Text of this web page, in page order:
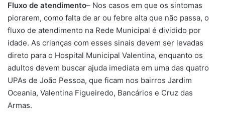
Fluxo de atendimento– Nos casos em que os sintomas
piorarem, como falta de ar ou febre alta que não passa, o
fluxo de atendimento na Rede Municipal é dividido por
idade. As crianças com esses sinais devem ser levadas
direto para o Hospital Municipal Valentina, enquanto os
adultos devem buscar ajuda imediata em uma das quatro
UPAs de João Pessoa, que ficam nos bairros Jardim
Oceania, Valentina Figueiredo, Bancários e Cruz das
Armas.